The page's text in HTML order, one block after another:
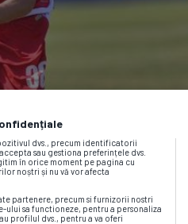
dvs., precum identificatorii
sau gestiona preferințele dvs.
în orice moment pe pagina cu
noștri și nu vă vor afecta
partenere, precum si furnizorii nostri
sa functioneze, pentru a personaliza
profilul dvs., pentru a va oferi